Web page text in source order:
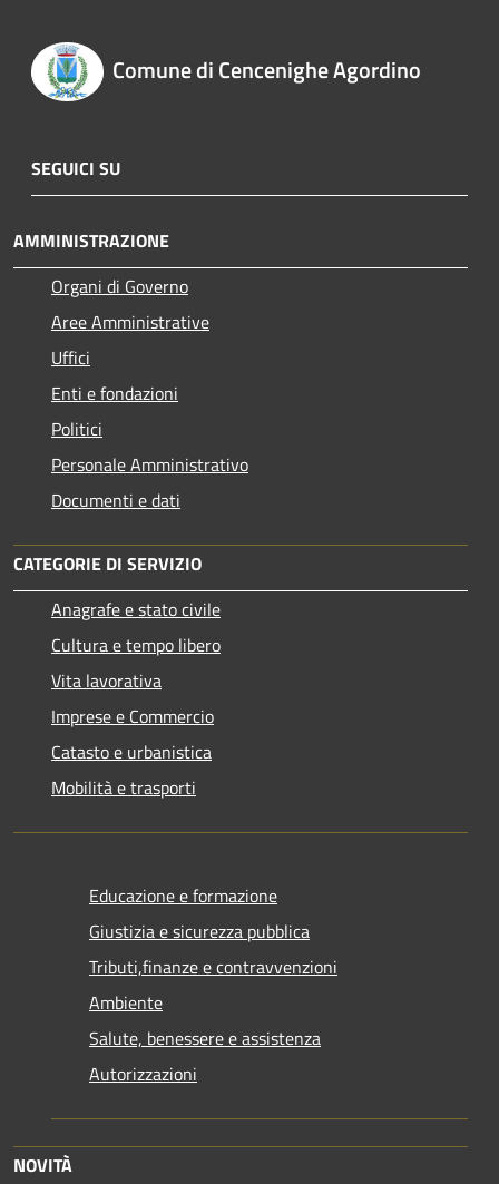
Comune di Cencenighe Agordino
SEGUICI SU
AMMINISTRAZIONE
Organi di Governo
Aree Amministrative
Uffici
Enti e fondazioni
Politici
Personale Amministrativo
Documenti e dati
CATEGORIE DI SERVIZIO
Anagrafe e stato civile
Cultura e tempo libero
Vita lavorativa
Imprese e Commercio
Catasto e urbanistica
Mobilità e trasporti
Educazione e formazione
Giustizia e sicurezza pubblica
Tributi,finanze e contravvenzioni
Ambiente
Salute, benessere e assistenza
Autorizzazioni
NOVITÀ